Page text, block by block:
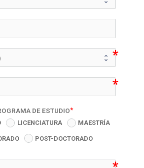
icon-
DE ESTUDIO
LICENCIATURA MAESTRÍA
POST-DOCTORADO